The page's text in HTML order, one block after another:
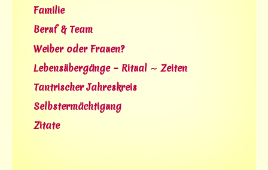
Familie
Beruf & Team
Weiber oder Frauen?
Lebensübergänge – Ritual ∼ Zeiten
Tantrischer Jahreskreis
Selbstermächtigung
Zitate